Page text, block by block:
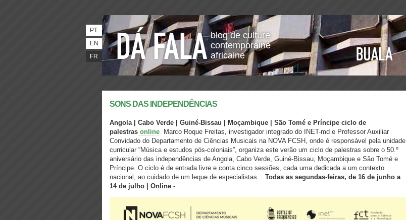
blog de culture
contemporaine
africaine
PT
EN
FR
SONS DAS INDEPENDÊNCIAS
Angola | Cabo Verde | Guiné-Bissau | Moçambique | São Tomé e Príncipe ciclo de
palestras online Marco Roque Freitas, investigador integrado do INET-md e Professor Auxiliar
Convidado do Departamento de Ciências Musicais na NOVA FCSH, onde é responsável pela unidade
curricular “Música e estudos pós-coloniais”, organiza este verão um ciclo de palestras sobre o 50.º
aniversário das independências de Angola, Cabo Verde, Guiné-Bissau, Moçambique e São Tomé e
Príncipe. O ciclo é de entrada livre e conta cinco sessões, cada uma dedicada a um contexto
nacional, ao cuidado de um leque de especialistas. Todas as segundas-feiras, de 16 de junho a
14 de julho | Online -